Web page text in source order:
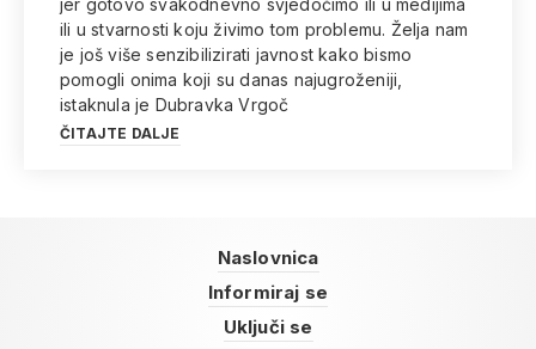
jer gotovo svakodnevno svjedočimo ili u medijima
ili u stvarnosti koju živimo tom problemu. Želja nam
je još više senzibilizirati javnost kako bismo
pomogli onima koji su danas najugroženiji,
istaknula je Dubravka Vrgoč
ČITAJTE DALJE
Naslovnica
Informiraj se
Uključi se